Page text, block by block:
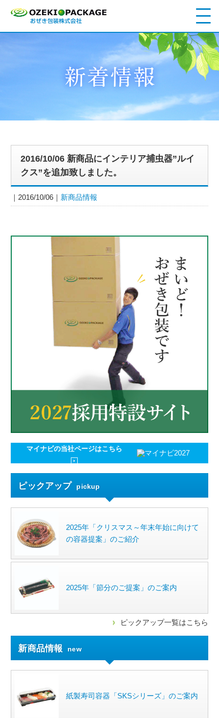
2016/10/06 新商品にインテリア捕虫器”ルイ
クス”を追加致しました。
2016/10/06 新商品情報
マイナビの当社ページはこちら
ピックアップ pickup
2025年「クリスマス～年末年始に向けて
の容器提案」のご紹介
2025年「節分のご提案」のご案内
ピックアップ一覧はこちら
新商品情報 new
紙製寿司容器「SKSシリーズ」のご案内